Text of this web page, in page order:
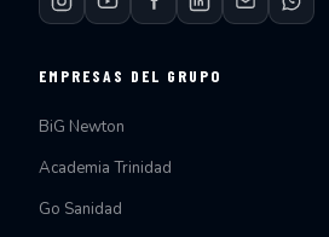
EMPRESAS DEL GRUPO
BiG Newton
Academia Trinidad
Go Sanidad